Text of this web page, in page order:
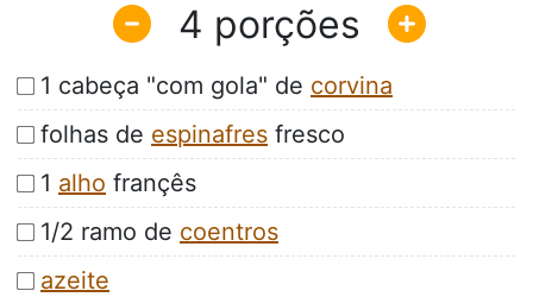
4
1 cabeça "com gola" de corvina
folhas de espinafres fresco
1 alho françês
1/2 ramo de coentros
azeite